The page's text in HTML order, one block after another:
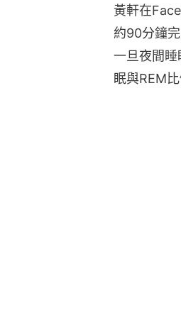
黃軒在
約90分鐘
一旦夜間
眠與REM